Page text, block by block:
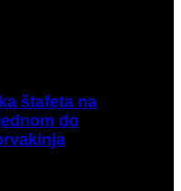
štafeta na
do